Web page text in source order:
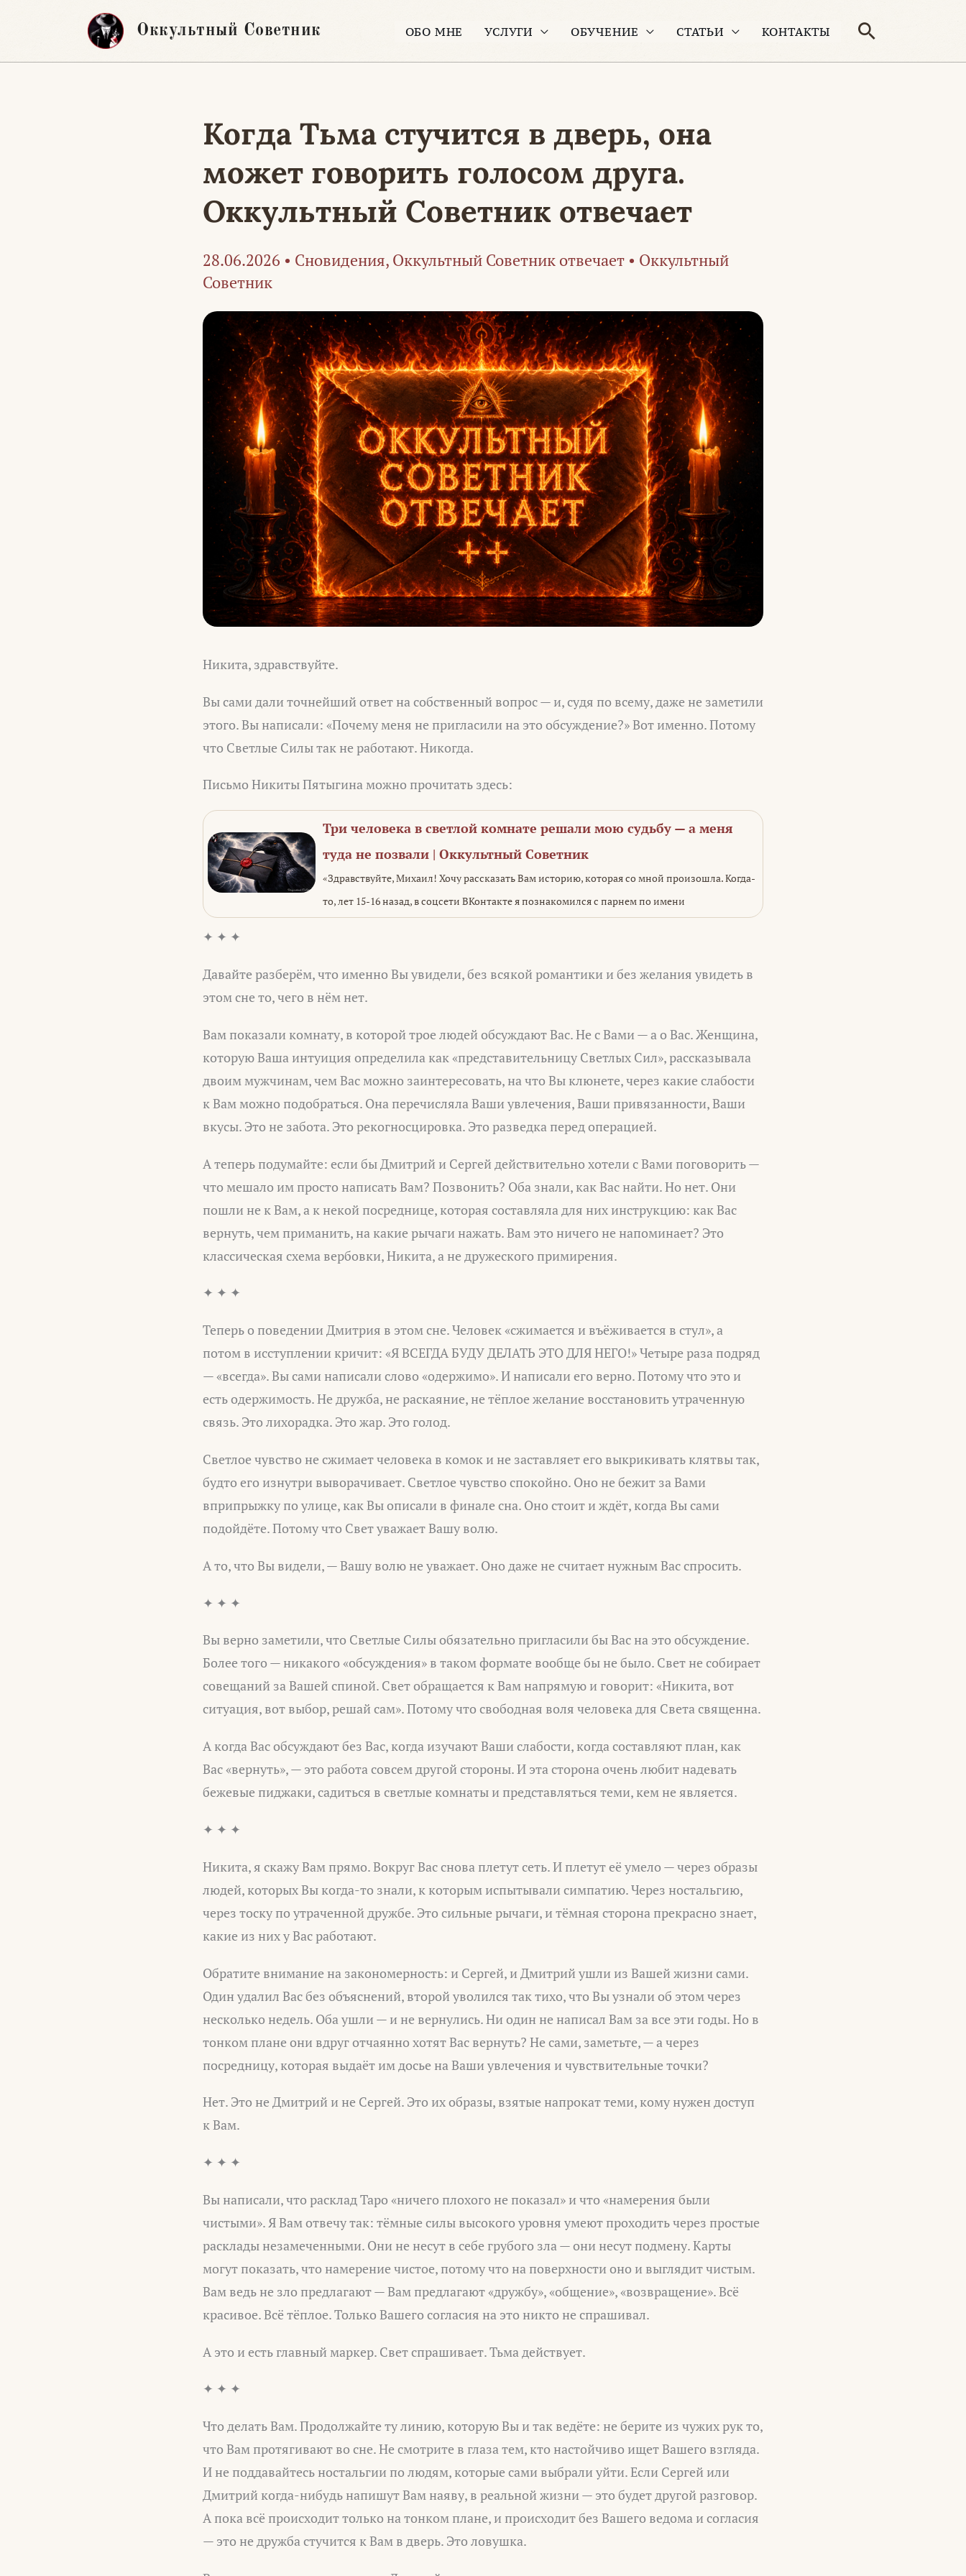
Оккультный Советник ОБО МНЕ УСЛУГИ ОБУЧЕНИЕ СТАТЬИ КОНТАКТЫ Поиск
Когда Тьма стучится в дверь, она
может говорить голосом друга.
Оккультный Советник отвечает
28.06.2026 • Сновидения, Оккультный Советник отвечает • Оккультный
Советник
Никита, здравствуйте.
Вы сами дали точнейший ответ на собственный вопрос — и, судя по всему, даже не заметили
этого. Вы написали: «Почему меня не пригласили на это обсуждение?» Вот именно. Потому
что Светлые Силы так не работают. Никогда.
Письмо Никиты Пятыгина можно прочитать здесь:
Три человека в светлой комнате решали мою судьбу — а меня
туда не позвали | Оккультный Советник
«Здравствуйте, Михаил! Хочу рассказать Вам историю, которая со мной произошла. Когда-
то, лет 15-16 назад, в соцсети ВКонтакте я познакомился с парнем по имени
✦ ✦ ✦
Давайте разберём, что именно Вы увидели, без всякой романтики и без желания увидеть в
этом сне то, чего в нём нет.
Вам показали комнату, в которой трое людей обсуждают Вас. Не с Вами — а о Вас. Женщина,
которую Ваша интуиция определила как «представительницу Светлых Сил», рассказывала
двоим мужчинам, чем Вас можно заинтересовать, на что Вы клюнете, через какие слабости
к Вам можно подобраться. Она перечисляла Ваши увлечения, Ваши привязанности, Ваши
вкусы. Это не забота. Это рекогносцировка. Это разведка перед операцией.
А теперь подумайте: если бы Дмитрий и Сергей действительно хотели с Вами поговорить —
что мешало им просто написать Вам? Позвонить? Оба знали, как Вас найти. Но нет. Они
пошли не к Вам, а к некой посреднице, которая составляла для них инструкцию: как Вас
вернуть, чем приманить, на какие рычаги нажать. Вам это ничего не напоминает? Это
классическая схема вербовки, Никита, а не дружеского примирения.
✦ ✦ ✦
Теперь о поведении Дмитрия в этом сне. Человек «сжимается и въёживается в стул», а
потом в исступлении кричит: «Я ВСЕГДА БУДУ ДЕЛАТЬ ЭТО ДЛЯ НЕГО!» Четыре раза подряд
— «всегда». Вы сами написали слово «одержимо». И написали его верно. Потому что это и
есть одержимость. Не дружба, не раскаяние, не тёплое желание восстановить утраченную
связь. Это лихорадка. Это жар. Это голод.
Светлое чувство не сжимает человека в комок и не заставляет его выкрикивать клятвы так,
будто его изнутри выворачивает. Светлое чувство спокойно. Оно не бежит за Вами
вприпрыжку по улице, как Вы описали в финале сна. Оно стоит и ждёт, когда Вы сами
подойдёте. Потому что Свет уважает Вашу волю.
А то, что Вы видели, — Вашу волю не уважает. Оно даже не считает нужным Вас спросить.
✦ ✦ ✦
Вы верно заметили, что Светлые Силы обязательно пригласили бы Вас на это обсуждение.
Более того — никакого «обсуждения» в таком формате вообще бы не было. Свет не собирает
совещаний за Вашей спиной. Свет обращается к Вам напрямую и говорит: «Никита, вот
ситуация, вот выбор, решай сам». Потому что свободная воля человека для Света священна.
А когда Вас обсуждают без Вас, когда изучают Ваши слабости, когда составляют план, как
Вас «вернуть», — это работа совсем другой стороны. И эта сторона очень любит надевать
бежевые пиджаки, садиться в светлые комнаты и представляться теми, кем не является.
✦ ✦ ✦
Никита, я скажу Вам прямо. Вокруг Вас снова плетут сеть. И плетут её умело — через образы
людей, которых Вы когда-то знали, к которым испытывали симпатию. Через ностальгию,
через тоску по утраченной дружбе. Это сильные рычаги, и тёмная сторона прекрасно знает,
какие из них у Вас работают.
Обратите внимание на закономерность: и Сергей, и Дмитрий ушли из Вашей жизни сами.
Один удалил Вас без объяснений, второй уволился так тихо, что Вы узнали об этом через
несколько недель. Оба ушли — и не вернулись. Ни один не написал Вам за все эти годы. Но в
тонком плане они вдруг отчаянно хотят Вас вернуть? Не сами, заметьте, — а через
посредницу, которая выдаёт им досье на Ваши увлечения и чувствительные точки?
Нет. Это не Дмитрий и не Сергей. Это их образы, взятые напрокат теми, кому нужен доступ
к Вам.
✦ ✦ ✦
Вы написали, что расклад Таро «ничего плохого не показал» и что «намерения были
чистыми». Я Вам отвечу так: тёмные силы высокого уровня умеют проходить через простые
расклады незамеченными. Они не несут в себе грубого зла — они несут подмену. Карты
могут показать, что намерение чистое, потому что на поверхности оно и выглядит чистым.
Вам ведь не зло предлагают — Вам предлагают «дружбу», «общение», «возвращение». Всё
красивое. Всё тёплое. Только Вашего согласия на это никто не спрашивал.
А это и есть главный маркер. Свет спрашивает. Тьма действует.
✦ ✦ ✦
Что делать Вам. Продолжайте ту линию, которую Вы и так ведёте: не берите из чужих рук то,
что Вам протягивают во сне. Не смотрите в глаза тем, кто настойчиво ищет Вашего взгляда.
И не поддавайтесь ностальгии по людям, которые сами выбрали уйти. Если Сергей или
Дмитрий когда-нибудь напишут Вам наяву, в реальной жизни — это будет другой разговор.
А пока всё происходит только на тонком плане, и происходит без Вашего ведома и согласия
— это не дружба стучится к Вам в дверь. Это ловушка.